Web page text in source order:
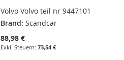
Volvo Volvo teil nr 9447101
Brand: Scandcar
88,98 €
73,54 €